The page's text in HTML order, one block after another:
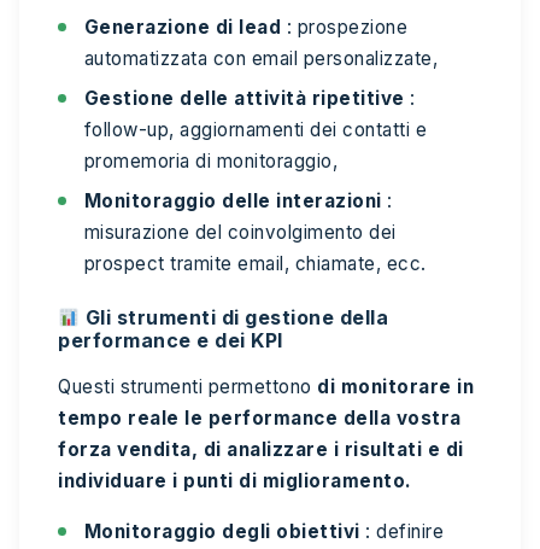
Generazione di lead : prospezione
automatizzata con email personalizzate,
Gestione delle attività ripetitive :
follow-up, aggiornamenti dei contatti e
promemoria di monitoraggio,
Monitoraggio delle interazioni :
misurazione del coinvolgimento dei
prospect tramite email, chiamate, ecc.
Gli strumenti di gestione della
performance e dei KPI
Questi strumenti permettono di monitorare in
tempo reale le performance della vostra
forza vendita, di analizzare i risultati e di
individuare i punti di miglioramento.
Monitoraggio degli obiettivi : definire